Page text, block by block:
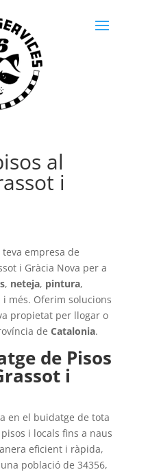
al
i
teva empresa de
i Gràcia Nova per a
, neteja, pintura,
i més. Oferim solucions
propietat per llogar o
de Catalonia.
de Pisos
i
en el buidatge de tota
i locals fins a naus
eficient i ràpida,
població de 34356,